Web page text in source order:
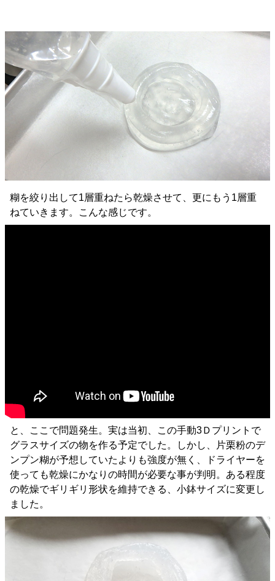
糊を絞り出して1層重ねたら乾燥させて、更にもう1層重
ねていきます。こんな感じです。
と、ここで問題発生。実は当初、この手動3Ｄプリントで
グラスサイズの物を作る予定でした。しかし、片栗粉のデ
ンプン糊が予想していたよりも強度が無く、ドライヤーを
使っても乾燥にかなりの時間が必要な事が判明。ある程度
の乾燥でギリギリ形状を維持できる、小鉢サイズに変更し
ました。